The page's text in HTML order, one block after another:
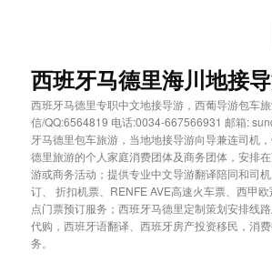
西班牙马德里海川地接
西班牙马德里专职中文地接导游，西葡导游包车
信/QQ:6564819 电话:0034-667566931 邮箱:
牙马德里包车旅游，当地地接导游向导兼连司机
德里旅游的个人家庭消费团体及商务团体，安排
游或商务活动；提供专业中文导游翻译陪同和司
订、 折扣机票、RENFE AVE高速火车票、西甲
点门票预订服务；西班牙马德里定制策划安排线
代购，西班牙语翻译、西班牙房产投资移民，消
务。